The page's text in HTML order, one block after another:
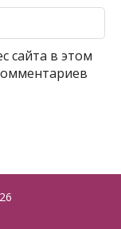
сайта в этом